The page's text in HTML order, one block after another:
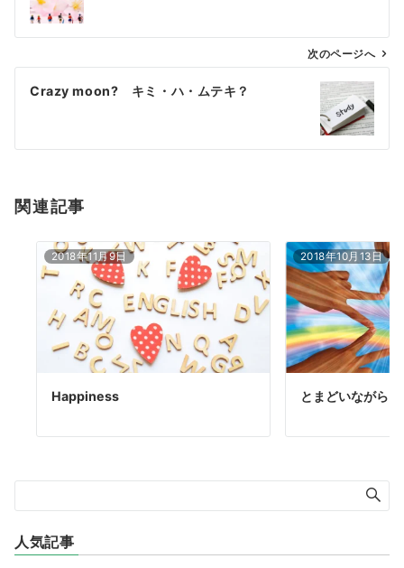
ン
次のページへ
Crazy moon? キミ・ハ・ムテキ？
関連記事
2018年11月9日
Happiness
2018年10月13日
とまどいながら
人気記事